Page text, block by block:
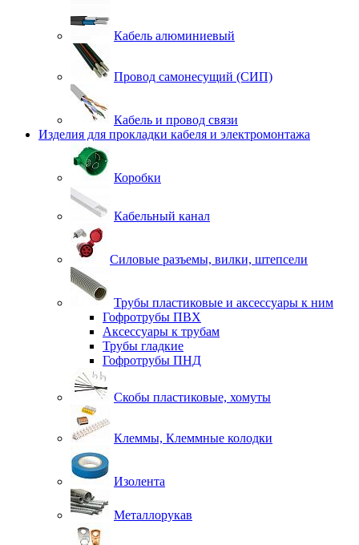
Кабель алюминиевый
Провод самонесущий (СИП)
Кабель и провод связи
Изделия для прокладки кабеля и электромонтажа
Коробки
Кабельный канал
Силовые разъемы, вилки, штепсели
Трубы пластиковые и аксессуары к ним
Гофротрубы ПВХ
Аксессуары к трубам
Трубы гладкие
Гофротрубы ПНД
Скобы пластиковые, хомуты
Клеммы, Клеммные колодки
Изолента
Металлорукав